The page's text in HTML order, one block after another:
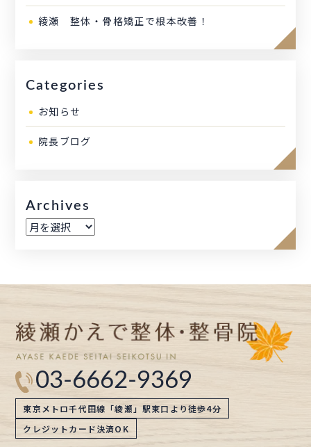
綾瀬 整体・骨格矯正で根本改善！
Categories
お知らせ
院長ブログ
Archives
ア
03-6662-9369
東京メトロ千代田線「綾瀬」駅東口より徒歩4分
クレジットカード決済OK